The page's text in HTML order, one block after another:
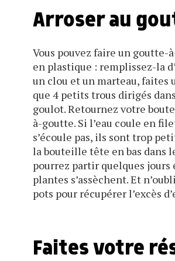
Arroser au
Vous pouvez faire un
en plastique : remplissez-la
un clou et un marteau, faites
que 4 petits trous dirigés
goulot. Retournez votre
à-goutte. Si l’eau coule en
s’écoule pas, ils sont trop
la bouteille tête en bas dans
pourrez partir quelques jours
plantes s’assèchent. Et
pots pour récupérer l’excès
Faites votre